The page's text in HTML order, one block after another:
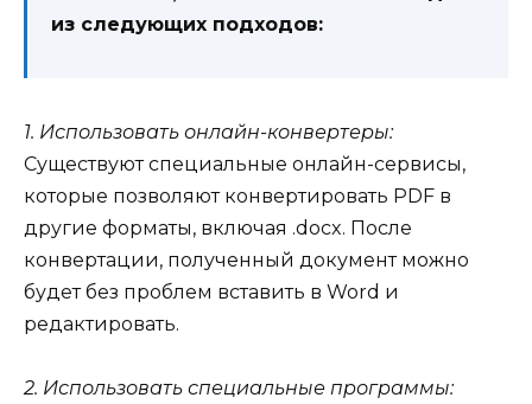
из следующих подходов:
1. Использовать онлайн-конвертеры:
Существуют специальные онлайн-сервисы,
которые позволяют конвертировать PDF в
другие форматы, включая .docx. После
конвертации, полученный документ можно
будет без проблем вставить в Word и
редактировать.
2. Использовать специальные программы: